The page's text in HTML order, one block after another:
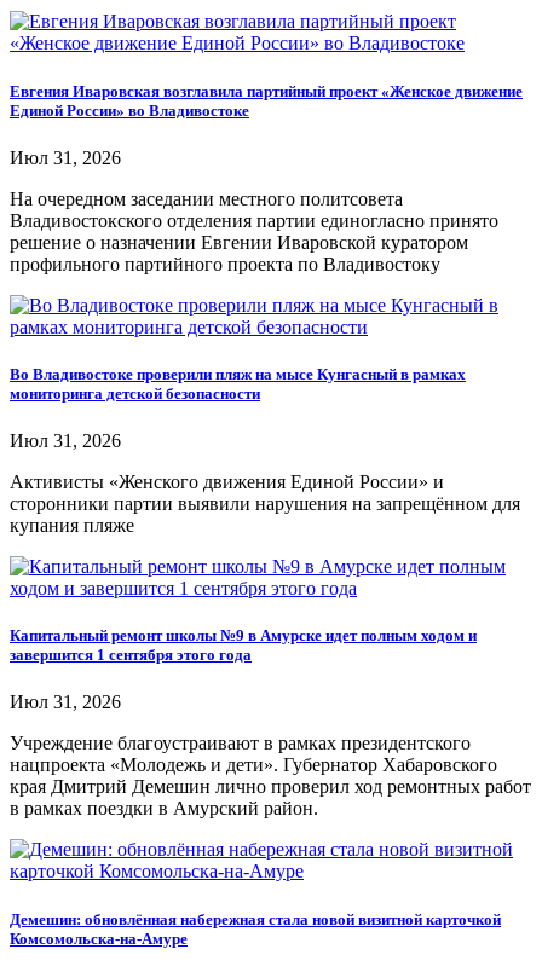
Евгения Иваровская возглавила партийный проект «Женское движение
Единой России» во Владивостоке
Июл 31, 2026
На очередном заседании местного политсовета
Владивостокского отделения партии единогласно принято
решение о назначении Евгении Иваровской куратором
профильного партийного проекта по Владивостоку
Во Владивостоке проверили пляж на мысе Кунгасный в рамках
мониторинга детской безопасности
Июл 31, 2026
Активисты «Женского движения Единой России» и
сторонники партии выявили нарушения на запрещённом для
купания пляже
Капитальный ремонт школы №9 в Амурске идет полным ходом и
завершится 1 сентября этого года
Июл 31, 2026
Учреждение благоустраивают в рамках президентского
нацпроекта «Молодежь и дети». Губернатор Хабаровского
края Дмитрий Демешин лично проверил ход ремонтных работ
в рамках поездки в Амурский район.
Демешин: обновлённая набережная стала новой визитной карточкой
Комсомольска-на-Амуре